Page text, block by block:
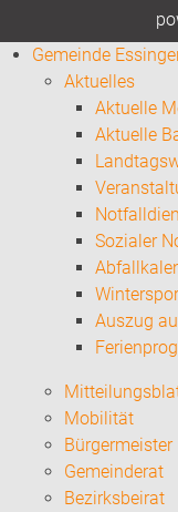
p
Gemeinde
Aktuelles
Aktuelle
Aktuelle
Sozialer
Auszug
Mobilität
Bürgermeister
Gemeinderat
Bezirksbeirat